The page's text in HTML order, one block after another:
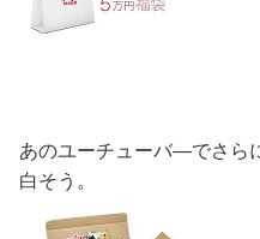
あのユーチューバ―でさら
白そう。